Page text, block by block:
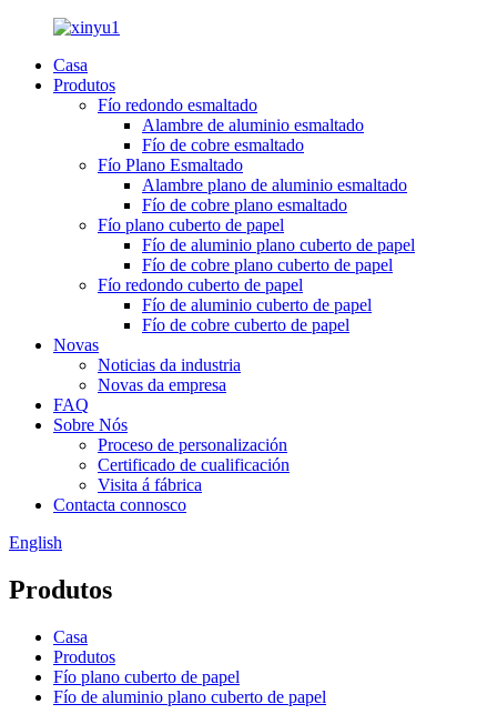
Casa
Produtos
Fío redondo esmaltado
Alambre de aluminio esmaltado
Fío de cobre esmaltado
Fío Plano Esmaltado
Alambre plano de aluminio esmaltado
Fío de cobre plano esmaltado
Fío plano cuberto de papel
Fío de aluminio plano cuberto de papel
Fío de cobre plano cuberto de papel
Fío redondo cuberto de papel
Fío de aluminio cuberto de papel
Fío de cobre cuberto de papel
Novas
Noticias da industria
Novas da empresa
FAQ
Sobre Nós
Proceso de personalización
Certificado de cualificación
Visita á fábrica
Contacta connosco
English
Produtos
Casa
Produtos
Fío plano cuberto de papel
Fío de aluminio plano cuberto de papel